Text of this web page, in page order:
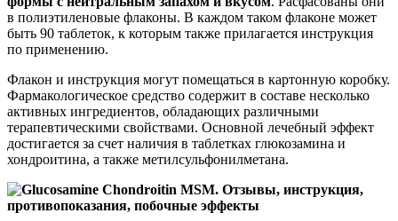
в полиэтиленовые флаконы. В каждом таком флаконе может
быть 90 таблеток, к которым также прилагается инструкция
по применению.
Флакон и инструкция могут помещаться в картонную коробку.
Фармакологическое средство содержит в составе несколько
активных ингредиентов, обладающих различными
терапевтическими свойствами. Основной лечебный эффект
достигается за счет наличия в таблетках глюкозамина и
хондроитина, а также метилсульфонилметана.